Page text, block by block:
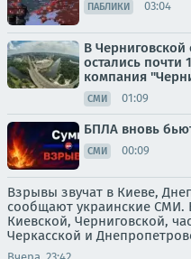
ПАБЛИКИ 03:04
В Черниговской
остались почти
компания
СМИ 01:09
БПЛА вновь
СМИ 00:09
Взрывы звучат в Киеве,
сообщают украинские СМИ.
Киевской, Черниговской,
Черкасской и